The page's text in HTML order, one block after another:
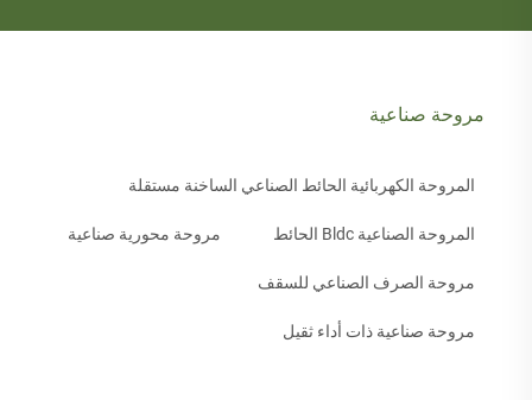
مروحة صناعية
المروحة الكهربائية الحائط الصناعي الساخنة مستقلة
المروحة الصناعية Bldc الحائط مروحة محورية صناعية
مروحة الصرف الصناعي للسقف
مروحة صناعية ذات أداء ثقيل